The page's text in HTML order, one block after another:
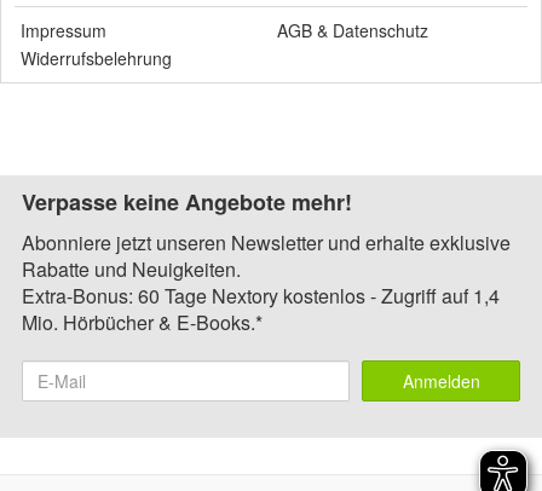
Impressum
AGB & Datenschutz
Widerrufsbelehrung
Verpasse keine Angebote mehr!
Abonniere jetzt unseren Newsletter und erhalte exklusive
Rabatte und Neuigkeiten.
Extra-Bonus: 60 Tage Nextory kostenlos - Zugriff auf 1,4
Mio. Hörbücher & E-Books.*
Anmelden